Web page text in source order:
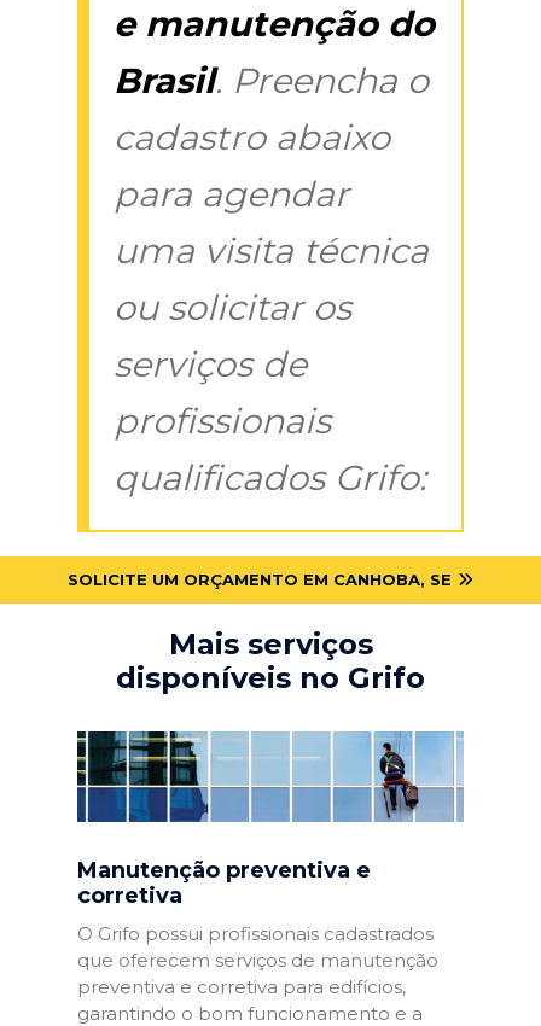
e manutenção do
Brasil. Preencha o
cadastro abaixo
para agendar
uma visita técnica
ou solicitar os
serviços de
profissionais
qualificados Grifo:
SOLICITE UM ORÇAMENTO EM CANHOBA, SE
Mais serviços
disponíveis no Grifo
Manutenção preventiva e
corretiva
O Grifo possui profissionais cadastrados
que oferecem serviços de manutenção
preventiva e corretiva para edifícios,
garantindo o bom funcionamento e a